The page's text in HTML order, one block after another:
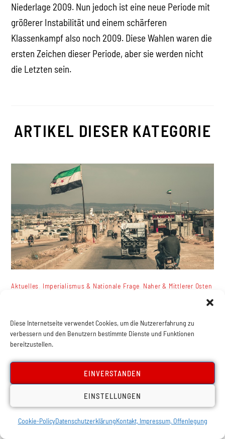
Diese Internetseite verwendet Cookies, um die Nutzererfahrung zu
verbessern und den Benutzern bestimmte Dienste und Funktionen
bereitzustellen.
EINVERSTANDEN
EINSTELLUNGEN
Cookie-PolicyDatenschutzerklärungKontakt, Impressum, Offenlegung
Niederlage 2009. Nun jedoch ist eine neue Periode mit
größerer Instabilität und einem schärferen
Klassenkampf also noch 2009. Diese Wahlen waren die
ersten Zeichen dieser Periode, aber sie werden nicht
die Letzten sein.
ARTIKEL DIESER KATEGORIE
Aktuelles Imperialismus & Nationale Frage Naher & Mittlerer Osten
Klassenwidersprüche,
imperialistische Rivalität und der
Weg zur Barbarei